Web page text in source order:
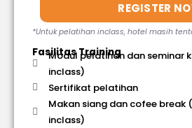
REGISTER
*Untuk pelatihan inclass, hotel masih
Fasilitas Training
Modul pelatihan dan seminar
inclass)
Sertifikat pelatihan
Makan siang dan cofee break
inclass)